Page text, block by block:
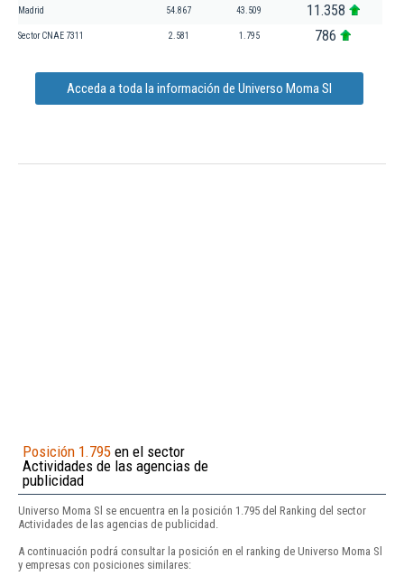
Madrid 54.867 43.509 11.358
Sector CNAE 7311 2.581 1.795 786
Acceda a toda la información de Universo Moma Sl
Posición 1.795 en el sector
Actividades de las agencias de
publicidad
Universo Moma Sl se encuentra en la posición 1.795 del Ranking del sector
Actividades de las agencias de publicidad.
A continuación podrá consultar la posición en el ranking de Universo Moma Sl
y empresas con posiciones similares: